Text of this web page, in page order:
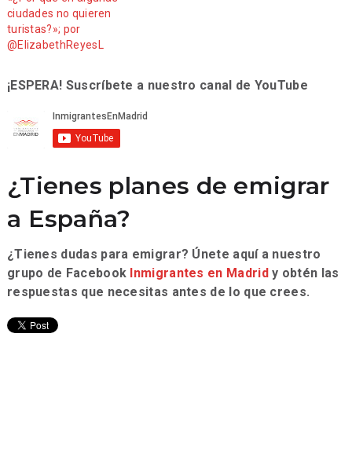
ciudades no quieren
turistas?»; por
@ElizabethReyesL
¡ESPERA! Suscríbete a nuestro canal de YouTube
¿Tienes planes de emigrar
a España?
¿Tienes dudas para emigrar? Únete aquí a nuestro
grupo de Facebook Inmigrantes en Madridy obtén las
respuestas que necesitas antes de lo que crees.